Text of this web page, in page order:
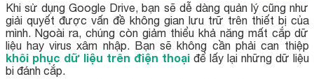
Khi sử dụng Google Drive, bạn sẽ dễ dàng quản lý cũng như
giải quyết được vấn đề không gian lưu trữ trên thiết bị của
mình. Ngoài ra, chúng còn giảm thiểu khả năng mất cắp dữ
liệu hay virus xâm nhập. Bạn sẽ không cần phải can thiệp
khôi phục dữ liệu trên điện thoạiđể lấy lại những dữ liệu
bi đánh cắp.